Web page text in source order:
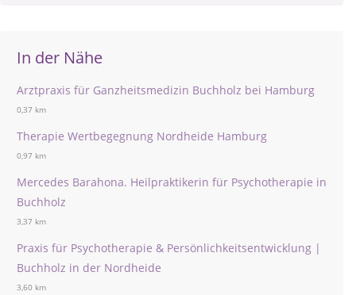
In der Nähe
Arztpraxis für Ganzheitsmedizin Buchholz bei Hamburg
0,37 km
Therapie Wertbegegnung Nordheide Hamburg
0,97 km
Mercedes Barahona. Heilpraktikerin für Psychotherapie in
Buchholz
3,37 km
Praxis für Psychotherapie & Persönlichkeitsentwicklung |
Buchholz in der Nordheide
3,60 km